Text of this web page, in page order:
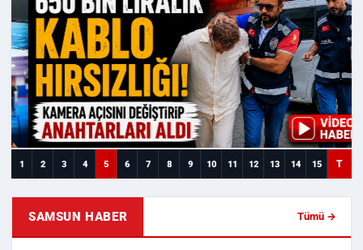
1 2 3 4 5 6 7 8 9 10 11 12 13 14 15 T
SAMSUN HABER Tümü →